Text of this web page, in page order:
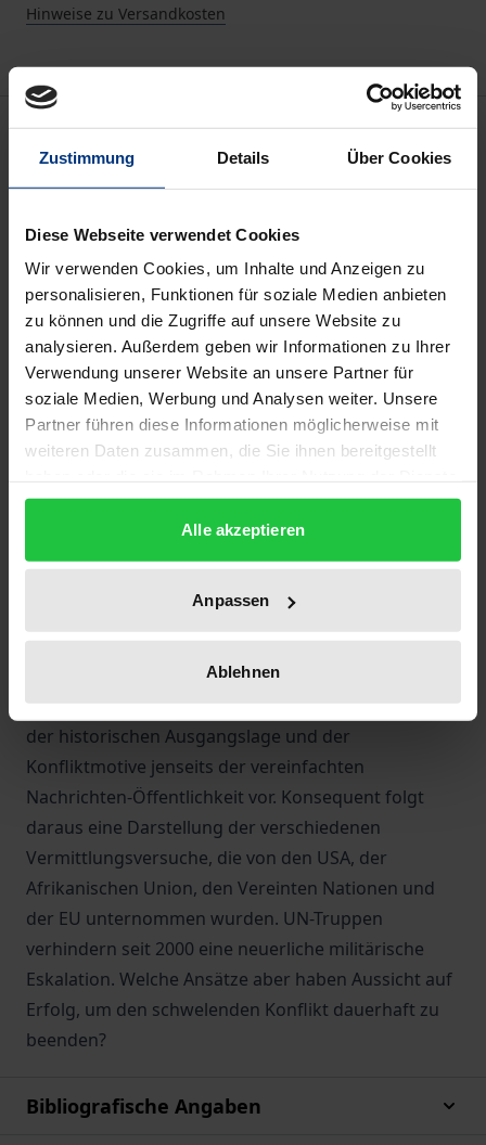
Zustimmung Details Über Cookies
Diese Webseite verwendet Cookies
Wir verwenden Cookies, um Inhalte und Anzeigen zu
personalisieren, Funktionen für soziale Medien anbieten
zu können und die Zugriffe auf unsere Website zu
analysieren. Außerdem geben wir Informationen zu Ihrer
Verwendung unserer Website an unsere Partner für
soziale Medien, Werbung und Analysen weiter. Unsere
Partner führen diese Informationen möglicherweise mit
weiteren Daten zusammen, die Sie ihnen bereitgestellt
gesammelt haben.
Alle akzeptieren
Anpassen
Ablehnen
Hinweise zu Versandkosten
Beschreibung
Ostafrika 1998: Nur fünf Jahre nach der
Bislang haben beide Staaten ihre friedvolle
Koexistenz betont. Binnen Tagen werden sie nun zu
erbitterten Feinden. Am Roten Meer entspinnt sich
der erste Hightechkrieg auf afrikanischem Boden
und einer der grausigsten des Jahrzehnts. Über 100
000 Soldaten sterben, Hunderttausende Menschen
werden heimatlos. Der umstrittene Grenzverlauf
war nur der Anlass für den Konflikt. Die Angst der
äthiopischen Zentralregierung vor weiteren
wirtschaftliche Entflechtung beider Staaten
zuungunsten Äthiopiens etwa durch getrennte
Währungen sind tiefere Ursachen. Mussie Habte
legt mit diesem Buch eine tief schürfende Analyse
der historischen Ausgangslage und der
Konfliktmotive jenseits der vereinfachten
Nachrichten-Öffentlichkeit vor. Konsequent folgt
daraus eine Darstellung der verschiedenen
Vermittlungsversuche, die von den USA, der
Afrikanischen Union, den Vereinten Nationen und
der EU unternommen wurden. UN-Truppen
verhindern seit 2000 eine neuerliche militärische
Eskalation. Welche Ansätze aber haben Aussicht auf
Erfolg, um den schwelenden Konflikt dauerhaft zu
beenden?
Bibliografische Angaben